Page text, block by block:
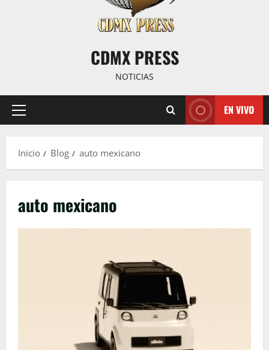
CDMX PRESS
NOTICIAS
Menú
EN VIVO
Inicio Blog auto mexicano
auto mexicano